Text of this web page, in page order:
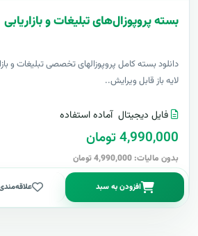
بسته پروپوزال‌های تبلیغات و بازاریابی
دانلود بسته کامل پروپوزالهای تخصصی تبلیغات و
لایه باز قابل ویرایش..
فایل دیجیتال آماده استفاده
4,990,000 تومان
بدون مالیات: 4,990,000 تومان
افزودن به سبد